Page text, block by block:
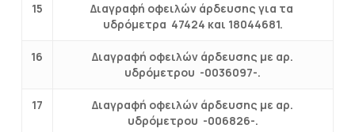
15
Διαγραφή οφειλών άρδευσης για τα
υδρόμετρα 47424 και 18044681.
16
Διαγραφή οφειλών άρδευσης με αρ.
υδρόμετρου -0036097-.
17
Διαγραφή οφειλών άρδευσης με αρ.
υδρόμετρου -006826-.